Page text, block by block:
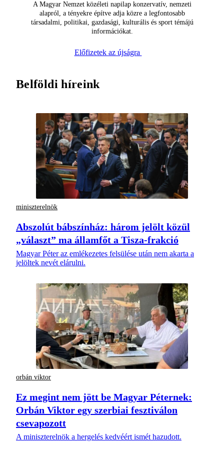
A Magyar Nemzet közéleti napilap konzervatív, nemzeti
alapról, a tényekre építve adja közre a legfontosabb
társadalmi, politikai, gazdasági, kulturális és sport témájú
információkat.
Előfizetek az újságra
Belföldi híreink
miniszterelnök
Abszolút bábszínház: három jelölt közül
„választ” ma államfőt a Tisza-frakció
Magyar Péter az emlékezetes felsülése után nem akarta a
jelöltek nevét elárulni.
orbán viktor
Ez megint nem jött be Magyar Péternek:
Orbán Viktor egy szerbiai fesztiválon
csevapozott
A miniszterelnök a hergelés kedvéért ismét hazudott.